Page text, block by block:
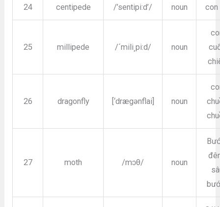
24 centipede /’sentipi:d’/ noun con
25 millipede /´mili¸pi:d/ noun
26 dragonfly [‘drægənflai] noun
27 moth /mɔθ/ noun